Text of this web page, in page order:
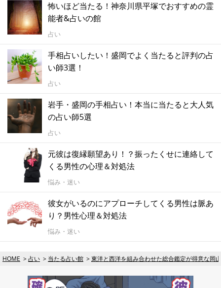
怖いほど当たる！神奈川県平塚でおすすめの霊
能者&占いの館
占い
手相占いしたい！盛岡でよく当たると評判の占
い師3選！
占い
岩手・盛岡の手相占い！本当に当たると大人気
の占い師5選
占い
元彼は復縁願望あり！？振ったくせに連絡して
くる男性の心理＆対処法
悩み・迷い
彼女がいるのにアプローチしてくる男性は脈あ
り？男性心理＆対処法
悩み・迷い
HOME 占い 当たる占い館 東洋と西洋を組み合わせた総合鑑定が得意な